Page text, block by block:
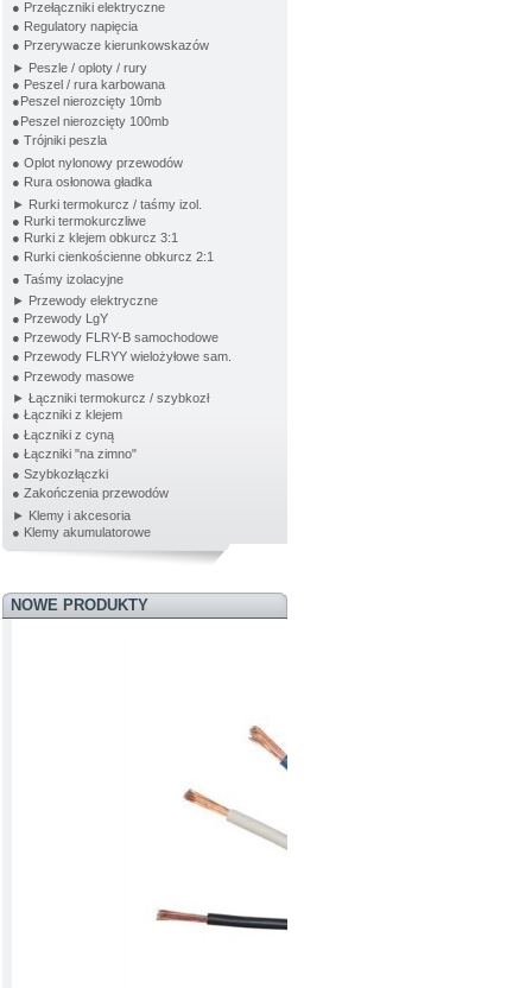
● Przełączniki elektryczne
● Regulatory napięcia
● Przerywacze kierunkowskazów
► Peszle / oploty / rury
● Peszel / rura karbowana
●Peszel nierozcięty 10mb
●Peszel nierozcięty 100mb
● Trójniki peszla
● Oplot nylonowy przewodów
● Rura osłonowa gładka
► Rurki termokurcz / taśmy izol.
● Rurki termokurczliwe
● Rurki z klejem obkurcz 3:1
● Rurki cienkościenne obkurcz 2:1
● Taśmy izolacyjne
► Przewody elektryczne
● Przewody LgY
● Przewody FLRY-B samochodowe
● Przewody FLRYY wielożyłowe sam.
● Przewody masowe
► Łączniki termokurcz / szybkozł
● Łączniki z klejem
● Łączniki z cyną
● Łączniki "na zimno"
● Szybkozłączki
● Zakończenia przewodów
► Klemy i akcesoria
● Klemy akumulatorowe
NOWE PRODUKTY